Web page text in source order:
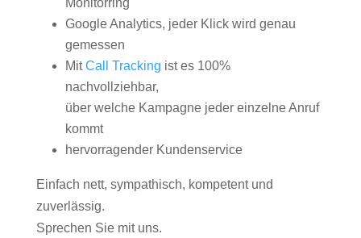
Monitorring
Google Analytics, jeder Klick wird genau
gemessen
MitCall Tracking ist es 100%
nachvollziehbar,
über welche Kampagne jeder einzelne Anruf
kommt
hervorragender Kundenservice
Einfach nett, sympathisch, kompetent und
zuverlässig.
Sprechen Sie mit uns.